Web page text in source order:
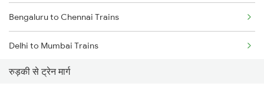
Bengaluru to Chennai Trains
Delhi to Mumbai Trains
Mumbai to Pune Trains
रुड़की से ट्रेन मार्ग